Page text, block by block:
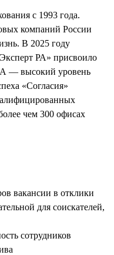
с 1993 года.
компаний России
В 2025 году
РА» присвоило
— высокий уровень
«Согласия»
чем 300 офисах
вакансии в отклики
для соискателей,
сотрудников